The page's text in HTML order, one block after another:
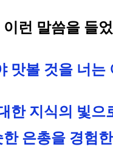
런 말씀을 들
맛볼 것을 너
한 지식의 빛
은총을 경험